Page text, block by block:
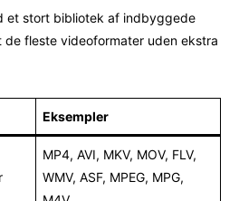
et stort bibliotek af indbyggede
fleste videoformater uden ekstra
Eksempler
MP4, AVI, MKV, MOV, FLV,
WMV, ASF, MPEG, MPG,